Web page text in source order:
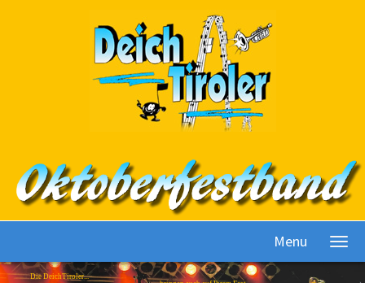
Menu
Die DeichTiroler...